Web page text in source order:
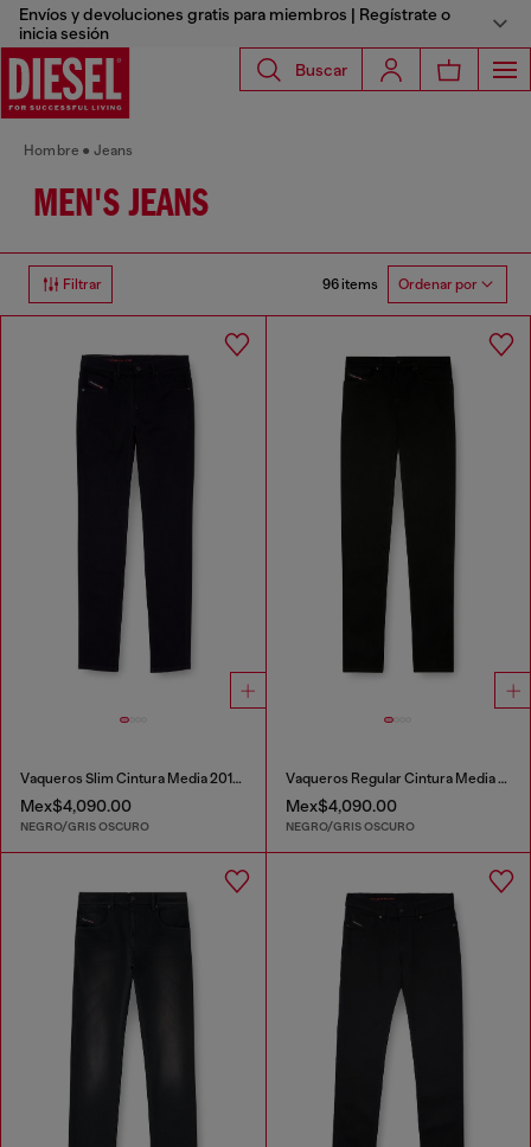
Envíos y devoluciones gratis para miembros | Regístrate o
inicia sesión
Buscar
Hombre Jeans
MEN'S JEANS
Filtrar 96 items Ordenar por
Vaqueros Slim Cintura Media 2019 D-Strukt
Mex$4,090.00
NEGRO/GRIS OSCURO
Vaqueros Regular Cintura Media 2023 D-Finitive
Mex$4,090.00
NEGRO/GRIS OSCURO